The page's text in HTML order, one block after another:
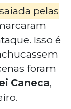
pelas
Isso é
foram
Caneca,